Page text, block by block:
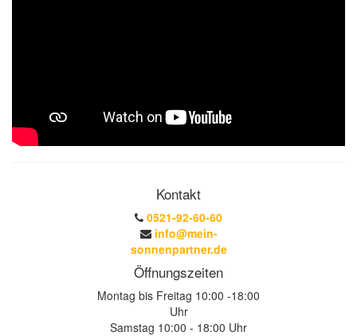
Kontakt
0521-92-60-60
info@mein-
sonnenpartner.de
Öffnungszeiten
Montag bis Freitag 10:00 -18:00
Uhr
Samstag 10:00 - 18:00 Uhr